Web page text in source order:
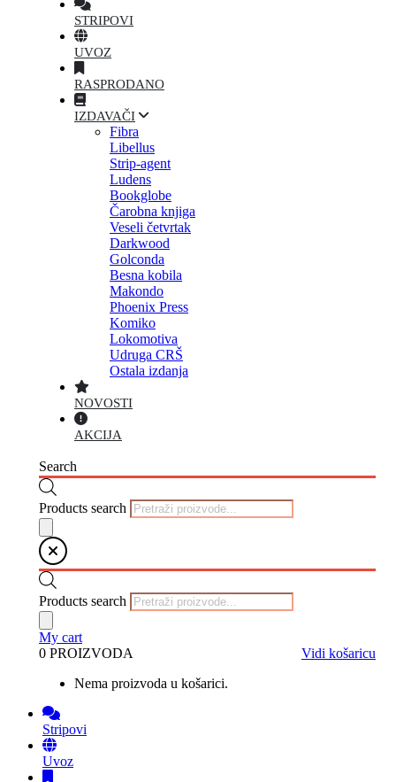
STRIPOVI
UVOZ
RASPRODANO
IZDAVAČI
Fibra
Libellus
Strip-agent
Ludens
Bookglobe
Čarobna knjiga
Veseli četvrtak
Darkwood
Golconda
Besna kobila
Makondo
Phoenix Press
Komiko
Lokomotiva
Udruga CRŠ
Ostala izdanja
NOVOSTI
AKCIJA
Search
Products search
Products search
My cart
0 PROIZVODA
Vidi košaricu
Nema proizvoda u košarici.
Stripovi
Uvoz